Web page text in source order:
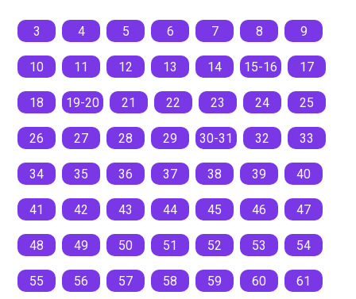
3 4 5 6 7 8 9
10 11 12 13 14 15-16 17
18 19-20 21 22 23 24 25
26 27 28 29 30-31 32 33
34 35 36 37 38 39 40
41 42 43 44 45 46 47
48 49 50 51 52 53 54
55 56 57 58 59 60 61